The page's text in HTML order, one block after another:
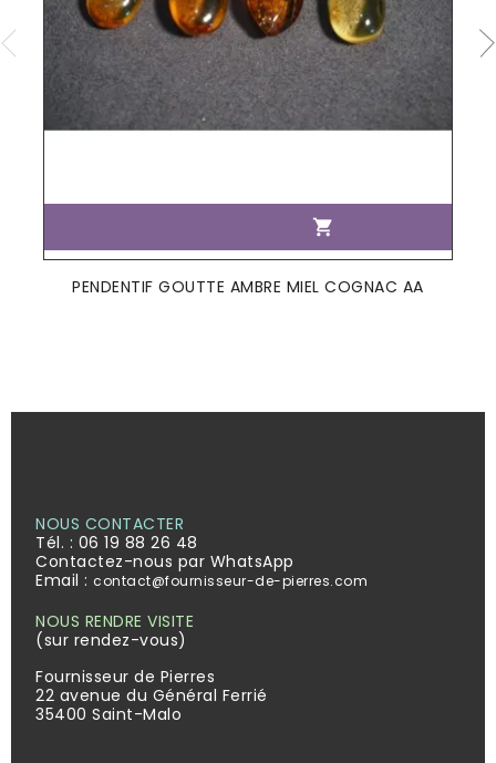

PENDENTIF GOUTTE AMBRE MIEL COGNAC AA
NOUS CONTACTER
Tél. : 06 19 88 26 48
Contactez-nous par WhatsApp
Email : contact@fournisseur-de-pierres.com
NOUS RENDRE VISITE
(sur rendez-vous)
Fournisseur de Pierres
22 avenue du Général Ferrié
35400 Saint-Malo